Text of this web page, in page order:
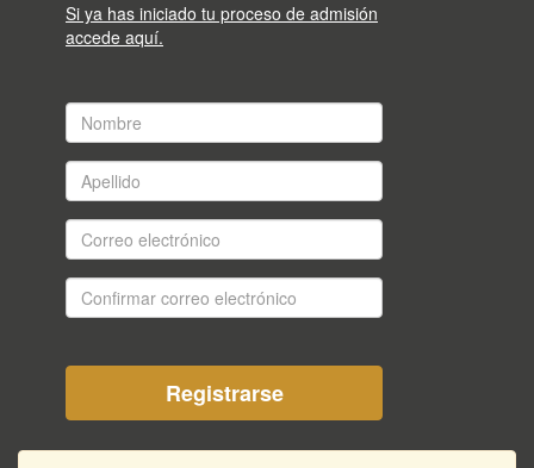
Si ya has iniciado tu proceso de admisión
accede aquí.
Nombre
*
Apellido
*
Correo
electrónico
*Confirmar
correo
*